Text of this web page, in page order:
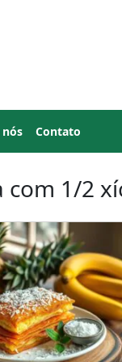
nós Contato
com 1/2